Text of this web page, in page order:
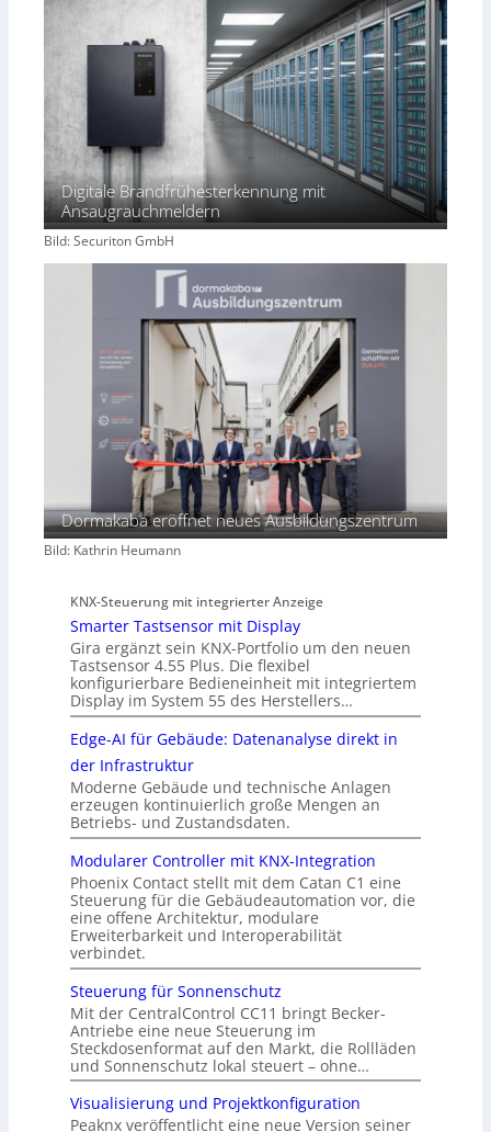
Digitale Brandfrühesterkennung mit
Ansaugrauchmeldern
Bild: Securiton GmbH
Dormakaba eröffnet neues Ausbildungszentrum
Bild: Kathrin Heumann
KNX-Steuerung mit integrierter Anzeige
Smarter Tastsensor mit Display
Gira ergänzt sein KNX-Portfolio um den neuen
Tastsensor 4.55 Plus. Die flexibel
konfigurierbare Bedieneinheit mit integriertem
Display im System 55 des Herstellers…
Edge-AI für Gebäude: Datenanalyse direkt in
der Infrastruktur
Moderne Gebäude und technische Anlagen
erzeugen kontinuierlich große Mengen an
Betriebs- und Zustandsdaten.
Modularer Controller mit KNX-Integration
Phoenix Contact stellt mit dem Catan C1 eine
Steuerung für die Gebäudeautomation vor, die
eine offene Architektur, modulare
Erweiterbarkeit und Interoperabilität
verbindet.
Steuerung für Sonnenschutz
Mit der CentralControl CC11 bringt Becker-
Antriebe eine neue Steuerung im
Steckdosenformat auf den Markt, die Rollläden
und Sonnenschutz lokal steuert – ohne…
Visualisierung und Projektkonfiguration
Peaknx veröffentlicht eine neue Version seiner